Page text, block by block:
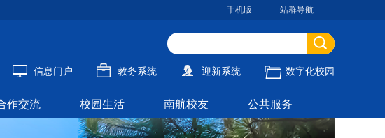
手机版 站群导航
信息门户 教务系统 迎新系统 数字化校园
作交流 校园生活 南航校友 公共服务